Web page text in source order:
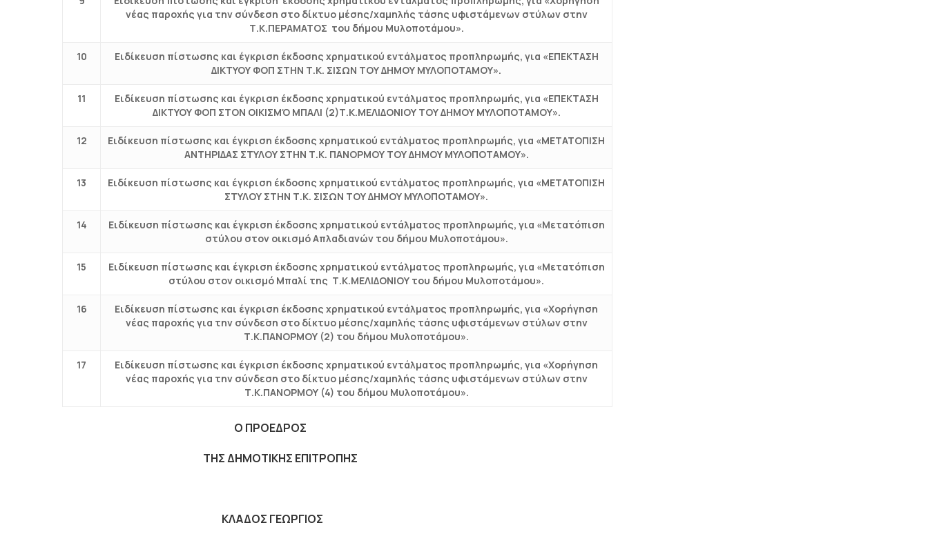
νέας παροχής για την σύνδεση στο δίκτυο μέσης/χαμηλής τάσης υφιστάμενων στύλων στην
Τ.Κ.ΠΕΡΑΜΑΤΟΣ του δήμου Μυλοποτάμου».
10
Ειδίκευση πίστωσης και έγκριση έκδοσης χρηματικού εντάλματος προπληρωμής, για «ΕΠΕΚΤΑΣΗ
ΔΙΚΤΥΟΥ ΦΟΠ ΣΤΗΝ Τ.Κ. ΣΙΣΩΝ ΤΟΥ ΔΗΜΟΥ ΜΥΛΟΠΟΤΑΜΟΥ».
11
Ειδίκευση πίστωσης και έγκριση έκδοσης χρηματικού εντάλματος προπληρωμής, για «ΕΠΕΚΤΑΣΗ
ΔΙΚΤΥΟΥ ΦΟΠ ΣΤΟΝ ΟΙΚΙΣΜΌ ΜΠΑΛΙ (2)Τ.Κ.ΜΕΛΙΔΟΝΙΟΥ ΤΟΥ ΔΗΜΟΥ ΜΥΛΟΠΟΤΑΜΟΥ».
12
Ειδίκευση πίστωσης και έγκριση έκδοσης χρηματικού εντάλματος προπληρωμής, για «ΜΕΤΑΤΟΠΙΣΗ
ΑΝΤΗΡΙΔΑΣ ΣΤΥΛΟΥ ΣΤΗΝ Τ.Κ. ΠΑΝΟΡΜΟΥ ΤΟΥ ΔΗΜΟΥ ΜΥΛΟΠΟΤΑΜΟΥ».
13
Ειδίκευση πίστωσης και έγκριση έκδοσης χρηματικού εντάλματος προπληρωμής, για «ΜΕΤΑΤΟΠΙΣΗ
ΣΤΥΛΟΥ ΣΤΗΝ Τ.Κ. ΣΙΣΩΝ ΤΟΥ ΔΗΜΟΥ ΜΥΛΟΠΟΤΑΜΟΥ».
14
Ειδίκευση πίστωσης και έγκριση έκδοσης χρηματικού εντάλματος προπληρωμής, για «Μετατόπιση
στύλου στον οικισμό Απλαδιανών του δήμου Μυλοποτάμου».
15
Ειδίκευση πίστωσης και έγκριση έκδοσης χρηματικού εντάλματος προπληρωμής, για «Μετατόπιση
στύλου στον οικισμό Μπαλί της Τ.Κ.ΜΕΛΙΔΟΝΙΟΥ του δήμου Μυλοποτάμου».
16
Ειδίκευση πίστωσης και έγκριση έκδοσης χρηματικού εντάλματος προπληρωμής, για «Χορήγηση
νέας παροχής για την σύνδεση στο δίκτυο μέσης/χαμηλής τάσης υφιστάμενων στύλων στην
Τ.Κ.ΠΑΝΟΡΜΟΥ (2) του δήμου Μυλοποτάμου».
17
Ειδίκευση πίστωσης και έγκριση έκδοσης χρηματικού εντάλματος προπληρωμής, για «Χορήγηση
νέας παροχής για την σύνδεση στο δίκτυο μέσης/χαμηλής τάσης υφιστάμενων στύλων στην
Τ.Κ.ΠΑΝΟΡΜΟΥ (4) του δήμου Μυλοποτάμου».
Ο ΠΡΟΕΔΡΟΣ
ΤΗΣ ΔΗΜΟΤΙΚΗΣ ΕΠΙΤΡΟΠΗΣ
ΚΛΑΔΟΣ ΓΕΩΡΓΙΟΣ